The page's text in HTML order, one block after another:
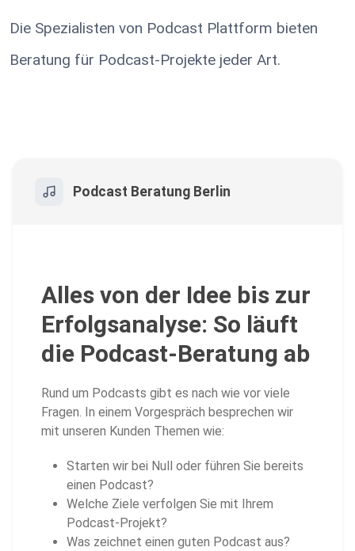
Die Spezialisten von Podcast Plattform bieten
Beratung für Podcast-Projekte jeder Art.
Podcast Beratung Berlin
Alles von der Idee bis zur
Erfolgsanalyse: So läuft
die Podcast-Beratung ab
Rund um Podcasts gibt es nach wie vor viele
Fragen. In einem Vorgespräch besprechen wir
mit unseren Kunden Themen wie:
Starten wir bei Null oder führen Sie bereits
einen Podcast?
Welche Ziele verfolgen Sie mit Ihrem
Podcast-Projekt?
Was zeichnet einen guten Podcast aus?